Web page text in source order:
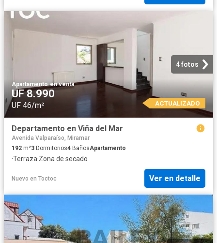
4 fotos
Apartamento·en venta
UF 8.990
UF 46/m² ACTUALIZADO
Departamento en Viña del Mar
Avenida Valparaíso, Miramar
192 m²3 Dormitorios4 BañosApartamento
·Terraza·Zona de secado
Nuevo en Toctoc Ver en detalle